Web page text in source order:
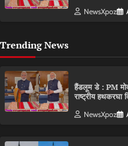
NewsXpoz
Trending News
हैंडलूम डे : PM
राष्ट्रीय हथकरघा
NewsXpoz